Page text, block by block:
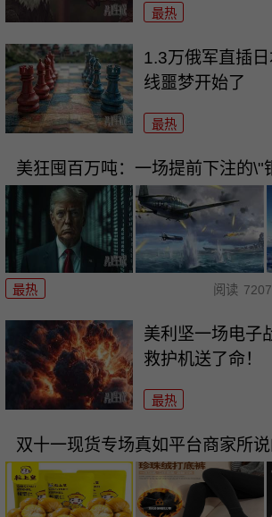
最热
1.3万俄军直插
线噩梦开始了
最热
美狂囤百万吨：一场提前下注的\"
最热 阅读 7207
美利坚一场电子
救护机送了命！
最热
双十一现货专场真如平台商家所说